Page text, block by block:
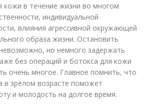
кожи в течение жизни во многом
индивидуальной
влияния агрессивной окружающей
образа жизни. Остановить
но немного задержать
без операций и ботокса для кожи
очень многое. Главное помнить, что
в зрелом возрасте поможет
и молодость на долгое время.